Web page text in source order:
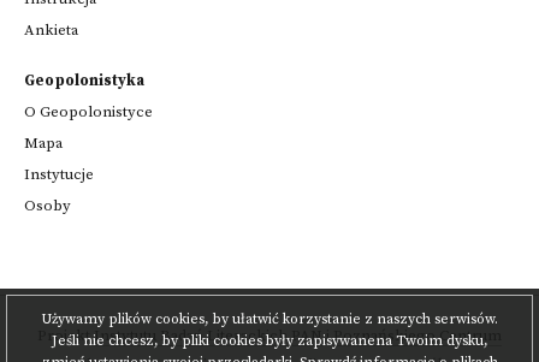
Używamy plików cookies, by ułatwić korzystanie z naszych serwisów.
Jeśli nie chcesz, by pliki cookies były zapisywanena Twoim dysku,
Ankieta
Geopolonistyka
O Geopolonistyce
Mapa
Instytucje
Osoby
ProjektInstytutu Badań Literackich PANiPoznańskiego Centrum